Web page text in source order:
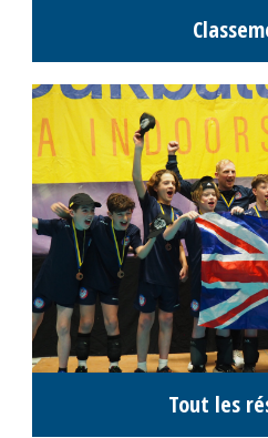
Photos des